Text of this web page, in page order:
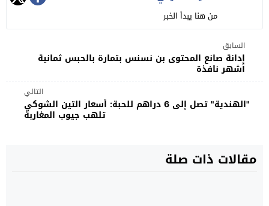
من هنا يبدأ الخبر
السابق
إدانة صانع المحتوى بن نسنس بتمارة بالحبس ثمانية
أشهر نافذة
التالي
"الهندية" تصل إلى 6 دراهم للحبة: أسعار التين الشوكي
تلهب جيوب المغاربة
مقالات ذات صلة